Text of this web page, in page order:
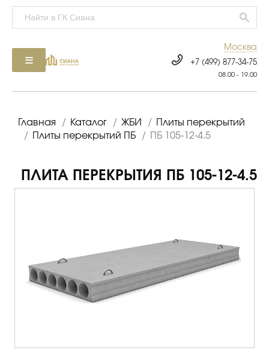
Москва
+7 (499) 877-34-75
08.00 - 19.00
Главная / Каталог / ЖБИ /
Плиты перекрытий
/
Плиты перекрытий ПБ / ПБ 105-12-4.5
ПЛИТА ПЕРЕКРЫТИЯ ПБ 105-12-4.5